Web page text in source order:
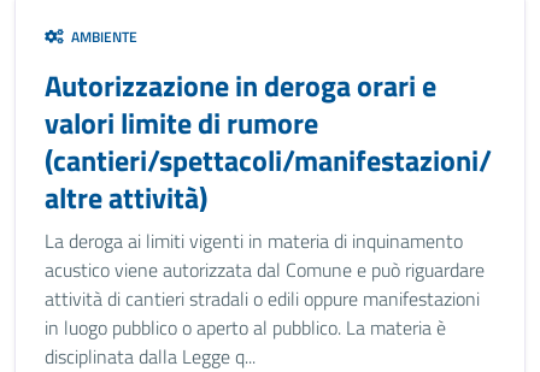
AMBIENTE
Autorizzazione in deroga orari e
valori limite di rumore
(cantieri/spettacoli/manifestazioni/
altre attività)
La deroga ai limiti vigenti in materia di inquinamento
acustico viene autorizzata dal Comune e può riguardare
attività di cantieri stradali o edili oppure manifestazioni
in luogo pubblico o aperto al pubblico. La materia è
disciplinata dalla Legge q...